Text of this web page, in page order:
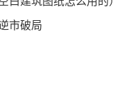
市破局